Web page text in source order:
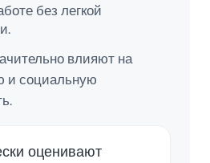
без легкой
влияют на
и социальную
оценивают